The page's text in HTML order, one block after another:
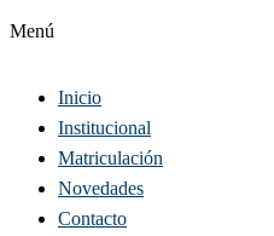
Menú
Inicio
Institucional
Matriculación
Novedades
Contacto